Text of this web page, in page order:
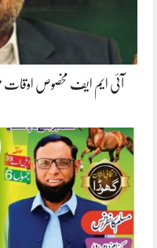
آئی ایم ایف مخصوص اوقات